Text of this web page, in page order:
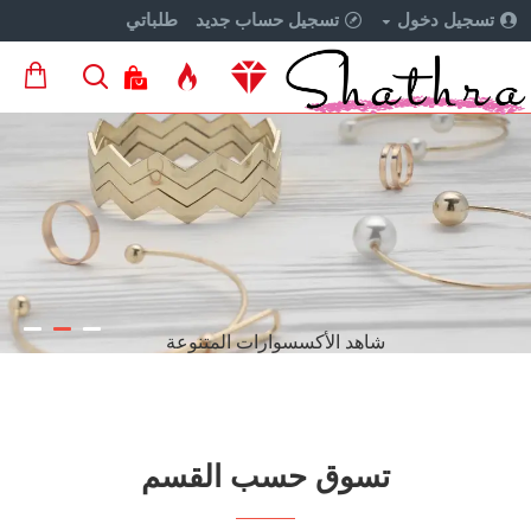
تسجيل دخول تسجيل حساب جديد طلباتي
أكسسوارات مصنوعة يدويا
أختاري ما يناسبك
تسوق حسب القسم